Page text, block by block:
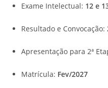
Exame Intelectual: 12 e
Resultado e Convocação:
Apresentação para 2ª
Matrícula: Fev/2027